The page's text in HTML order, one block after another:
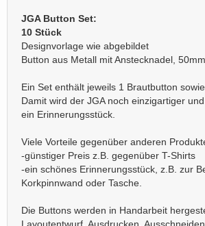
JGA Button Set:
10 Stück
Designvorlage wie abgebildet
Button aus Metall mit Anstecknadel,
Ein Set enthält jeweils 1 Brautbutton
Damit wird der JGA noch einzigartiger
ein Erinnerungsstück.
Viele Vorteile gegenüber anderen
-günstiger Preis z.B. gegenüber T-Shirts
-ein schönes Erinnerungsstück, z.B. zur
Korkpinnwand oder Tasche.
Die Buttons werden in Handarbeit